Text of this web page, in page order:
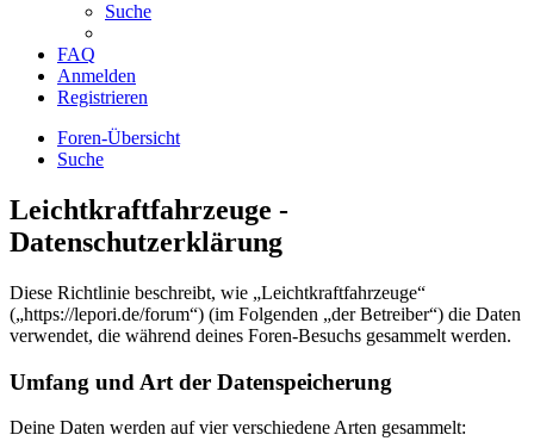
Suche
FAQ
Anmelden
Registrieren
Foren-Übersicht
Suche
Leichtkraftfahrzeuge -
Datenschutzerklärung
Diese Richtlinie beschreibt, wie „Leichtkraftfahrzeuge“
(„https://lepori.de/forum“) (im Folgenden „der Betreiber“) die Daten
verwendet, die während deines Foren-Besuchs gesammelt werden.
Umfang und Art der Datenspeicherung
Deine Daten werden auf vier verschiedene Arten gesammelt: